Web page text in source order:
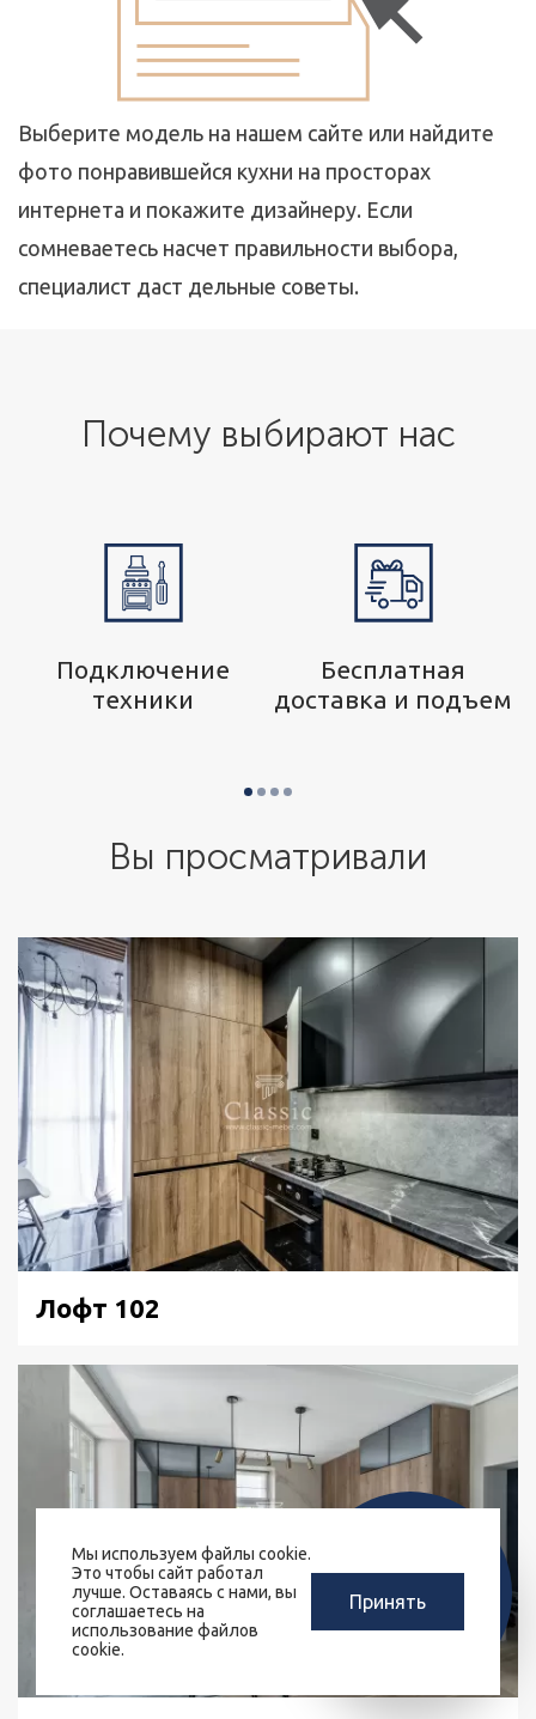
Выберите модель на нашем сайте или найдите
фото понравившейся кухни на просторах
интернета и покажите дизайнеру. Если
сомневаетесь насчет правильности выбора,
специалист даст дельные советы.
Почему выбирают нас
Подключение
техники
Бесплатная
доставка и подъем
Вы просматривали
Лофт 102
ДИЗАЙНЕР
БЕСПЛАТНО
РАСЧЕТ КУХНИ
ЗА 10 МИНУТ
Мы используем файлы cookie.
Это чтобы сайт работал
лучше. Оставаясь с нами, вы
соглашаетесь на
использование файлов
cookie.
Принять